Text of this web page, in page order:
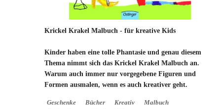
Krickel Krakel Malbuch - für kreative Kids
Kinder haben eine tolle Phantasie und genau diesem
Thema nimmt sich das Krickel Krakel Malbuch an.
Warum auch immer nur vorgegebene Figuren und
Formen ausmalen, wenn es auch kreativer geht.
Geschenke Bücher Kreativ
Malbuch